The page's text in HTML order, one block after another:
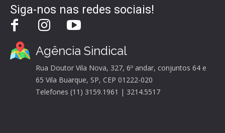
Siga-nos nas redes sociais!
Agência Sindical
Rua Doutor Vila Nova, 327, 6º andar, conjuntos 64 e
65 Vila Buarque, SP, CEP 01222-020
Telefones (11) 3159.1961 | 3214.5517